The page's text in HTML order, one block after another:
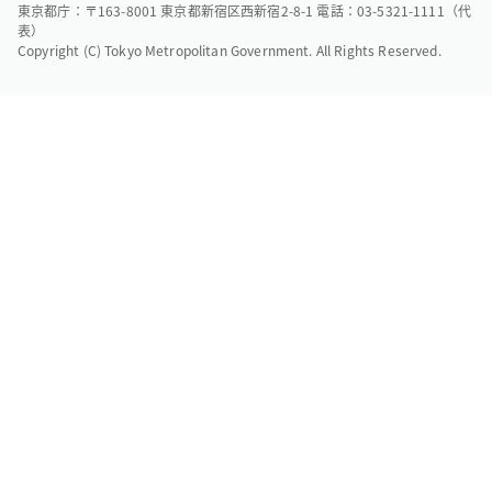
東京都庁：〒163-8001 東京都新宿区西新宿2-8-1 電話：03-5321-1111（代
表）
Copyright (C) Tokyo Metropolitan Government. All Rights Reserved.